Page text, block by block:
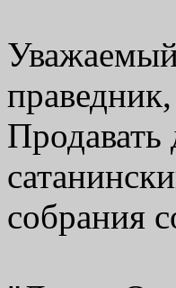
собрания